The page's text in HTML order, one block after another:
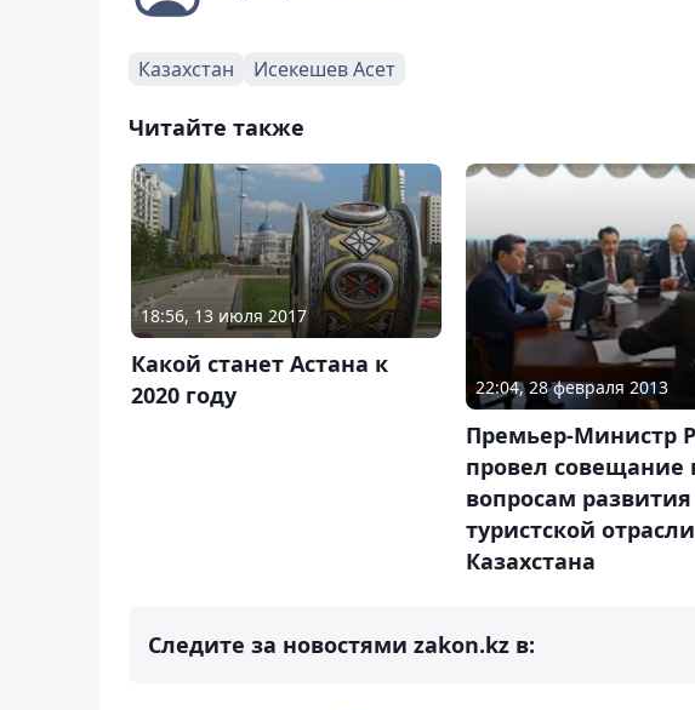
Казахстан Исекешев Асет
Читайте также
18:56, 13 июля 2017
Какой станет Астана к
2020 году
22:04, 28 февраля 2013
Премьер-Министр
провел совещание
вопросам развития
туристской отрасли
Казахстана
Следите за новостями zakon.kz в: